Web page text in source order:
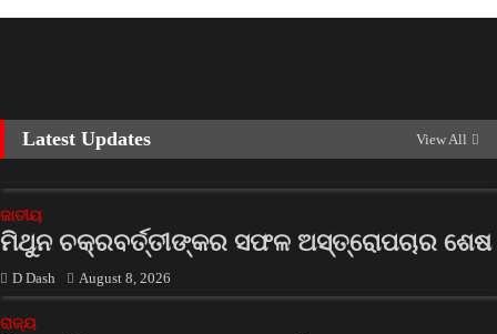
Latest Updates View All
ଜାତୀୟ
ମିଥୁନ ଚକ୍ରବର୍ତ୍ତୀଙ୍କର ସଫଳ ଅସ୍ତ୍ରୋପଚାର ଶେଷ
D Dash August 8, 2026
ରାଜ୍ୟ